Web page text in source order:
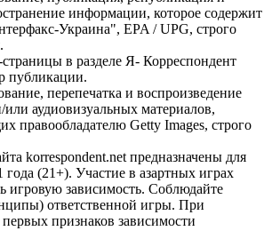
информации, которое содержит
Украина", EPA / UPG, строго
в разделе Я- Корреспондент
публикации.
перепечатка и воспроизведение
аудиовизуальных материалов,
правообладателю Getty Images, строго
korrespondent.net предназначены для
года (21+). Участие в азартных играх
игровую зависимость. Соблюдайте
ответственной игры. При
признаков зависимости